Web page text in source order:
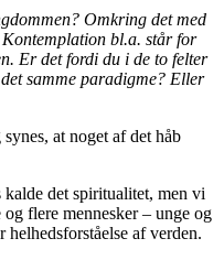
Omkring det med
bl.a. står for
Er det fordi du i de to felter
samme paradigme? Eller
at noget af det håb
det spiritualitet, men vi
flere mennesker – unge og
af verden.